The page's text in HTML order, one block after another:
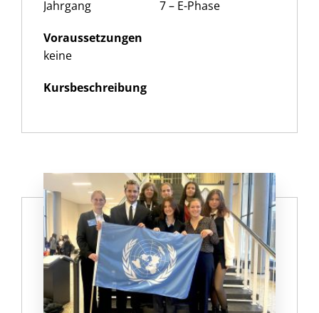
Jahrgang
7 – E-Phase
Voraussetzungen
keine
Kursbeschreibung